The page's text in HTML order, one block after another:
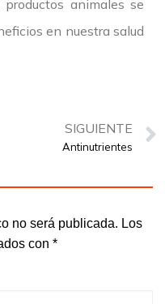
animales se
en nuestra salud
SIGUIENTE
Antinutrientes
no será publicada. Los
con *